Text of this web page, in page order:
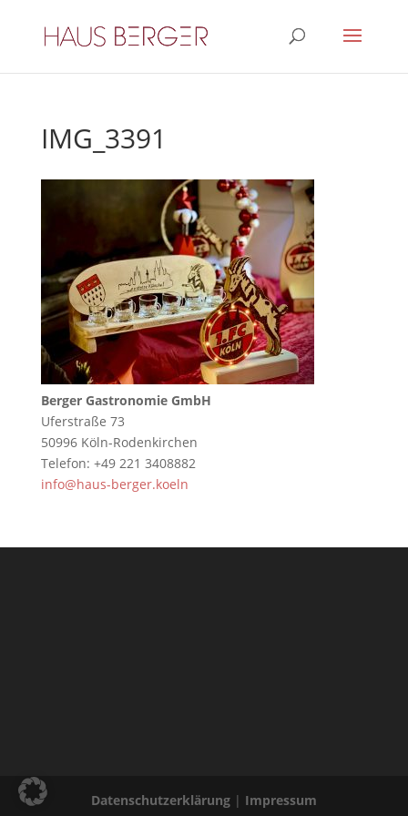
IMG_3391
Berger Gastronomie GmbH
Uferstraße 73
50996 Köln-Rodenkirchen
Telefon: +49 221 3408882
info@haus-berger.koeln
Datenschutzerklärung| Impressum